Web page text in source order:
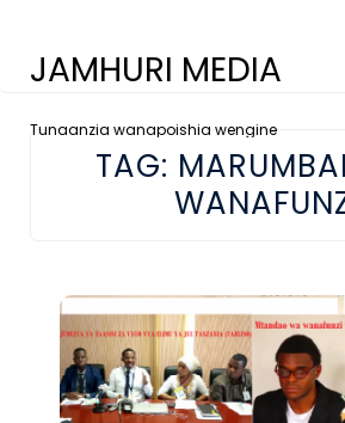
JAMHURI MEDIA
Tunaanzia wanapoishia wengine
TAG: